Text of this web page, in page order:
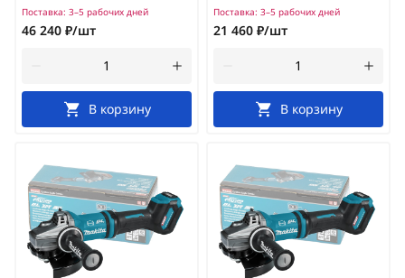
Поставка: 3–5 рабочих дней
46 240 ₽/шт
В корзину
Поставка: 3–5 рабочих дней
21 460 ₽/шт
В корзину